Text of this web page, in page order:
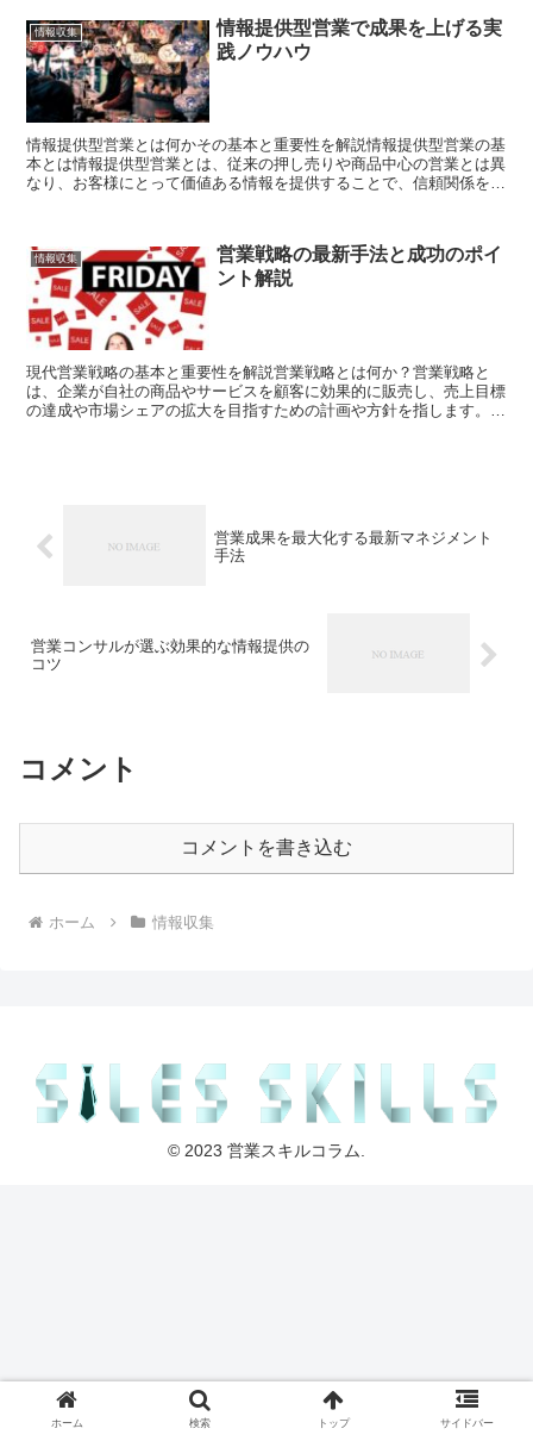
情報収集
情報提供型営業で成果を上げる実
践ノウハウ
情報提供型営業とは何かその基本と重要性を解説情報提供型営業の基
本とは情報提供型営業とは、従来の押し売りや商品中心の営業とは異
なり、お客様にとって価値ある情報を提供することで、信頼関係を築
情報収集
営業戦略の最新手法と成功のポイ
ント解説
現代営業戦略の基本と重要性を解説営業戦略とは何か？営業戦略と
は、企業が自社の商品やサービスを顧客に効果的に販売し、売上目標
の達成や市場シェアの拡大を目指すための計画や方針を指します。特
営業成果を最大化する最新マネジメント
手法
営業コンサルが選ぶ効果的な情報提供の
コツ
コメント
コメントを書き込む
ホーム 情報収集
© 2023 営業スキルコラム.
ホーム 検索 トップ サイドバー